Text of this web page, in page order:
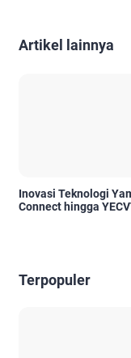
Artikel lainnya
Inovasi Teknologi
Connect hingga
Terpopuler